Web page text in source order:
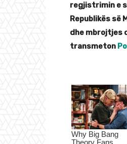
regjistrimin e
Republikës së
dhe mbrojtjes
transmeton